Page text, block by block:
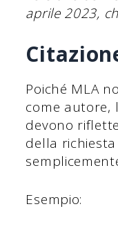
aprile 2023,
Poiché MLA
come autore,
devono
della
Esempio: